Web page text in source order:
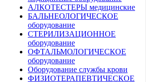
АЛКОТЕСТЕРЫ медицинские
БАЛЬНЕОЛОГИЧЕСКОЕ
оборудование
СТЕРИЛИЗАЦИОННОЕ
оборудование
ОФТАЛЬМОЛОГИЧЕСКОЕ
оборудование
Оборудование службы крови
ФИЗИОТЕРАПЕВТИЧЕСКОЕ